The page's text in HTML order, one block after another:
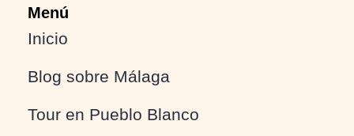
Menú
Inicio
Blog sobre Málaga
Tour en Pueblo Blanco